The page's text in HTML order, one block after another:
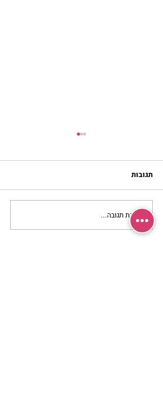
מתגעגעות לבית המפגש,
השיעור לתשעה באב | הר'
תגובות
כתיבת תגובה...